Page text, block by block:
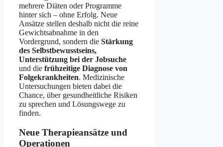
mehrere Diäten oder Programme
hinter sich – ohne Erfolg. Neue
Ansätze stellen deshalb nicht die reine
Gewichtsabnahme in den
Vordergrund, sondern die Stärkung
des Selbstbewusstseins,
Unterstützung bei der Jobsuche
und die frühzeitige Diagnose von
Folgekrankheiten. Medizinische
Untersuchungen bieten dabei die
Chance, über gesundheitliche Risiken
zu sprechen und Lösungswege zu
finden.
Neue Therapieansätze und
Operationen